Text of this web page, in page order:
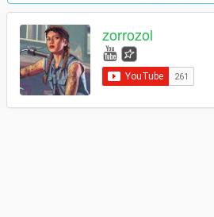
zorrozol